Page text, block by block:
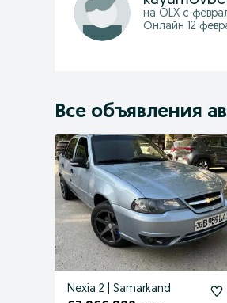
на OLX с
Онлайн 12
Все объявления
Nexia 2 | Samarkand